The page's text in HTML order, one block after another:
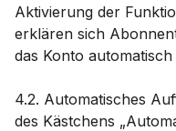
Aktivierung der
erklären sich
das Konto
4.2. Automatisches
des Kästchens